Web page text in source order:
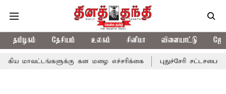
தமிழகம் தேசியம் உலகம் சினிமா விளையாட்டு
கன மழை எச்சரிக்கை புதுச்சேரி சட்டசபையில்